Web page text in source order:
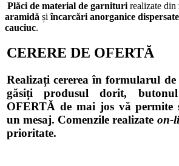
Plăci de material de garnituri realizate din
aramidă șiîncarcări anorganice dispersate
cauciuc.
CERERE DE OFERTĂ
Realizați cererea în formularul
găsiți produsul dorit,
OFERTĂ de mai jos vă permite
un mesaj. Comenzile realizate on-
prioritate.